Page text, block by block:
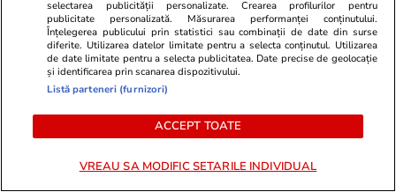
Citește mai multe
TRENDING
Frații Tate au fost arestați în SUA pentru noi
fapte grave de abuz, iar Marea Britanie a cerut
selectarea publicității personalizate. Crearea profilurilor pentru
publicitate personalizată. Măsurarea performanței conținutului.
Înțelegerea publicului prin statistici sau combinații de date din surse
diferite. Utilizarea datelor limitate pentru a selecta conținutul. Utilizarea
de date limitate pentru a selecta publicitatea. Date precise de geolocație
și identificarea prin scanarea dispozitivului.
Listă parteneri (furnizori)
ACCEPT TOATE
VREAU SA MODIFIC SETARILE INDIVIDUAL